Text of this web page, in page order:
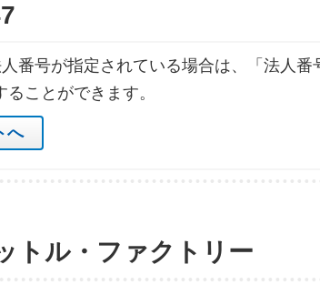
7
番号が指定されている場合は、「法人
ことができます。
へ
トル・ファクトリー